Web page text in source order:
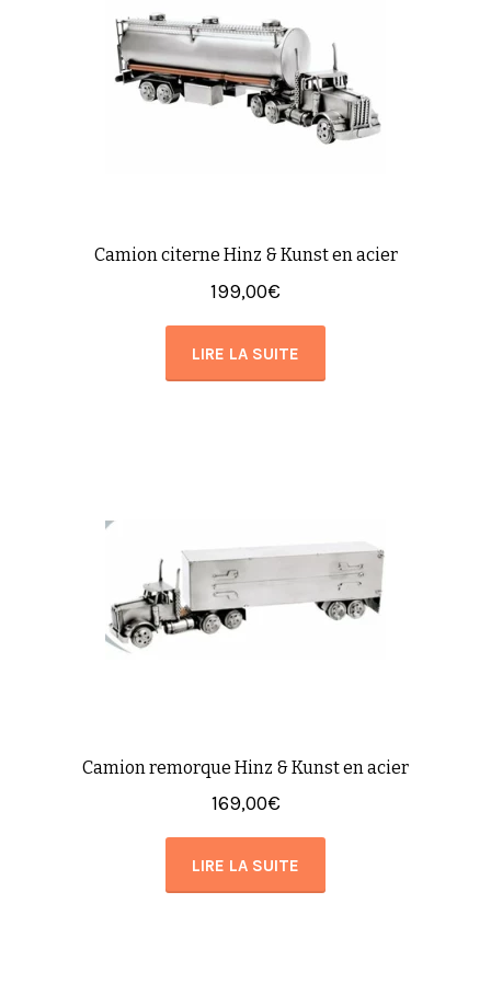
Camion citerne Hinz & Kunst en acier
199,00€
LIRE LA SUITE
Camion remorque Hinz & Kunst en acier
169,00€
LIRE LA SUITE